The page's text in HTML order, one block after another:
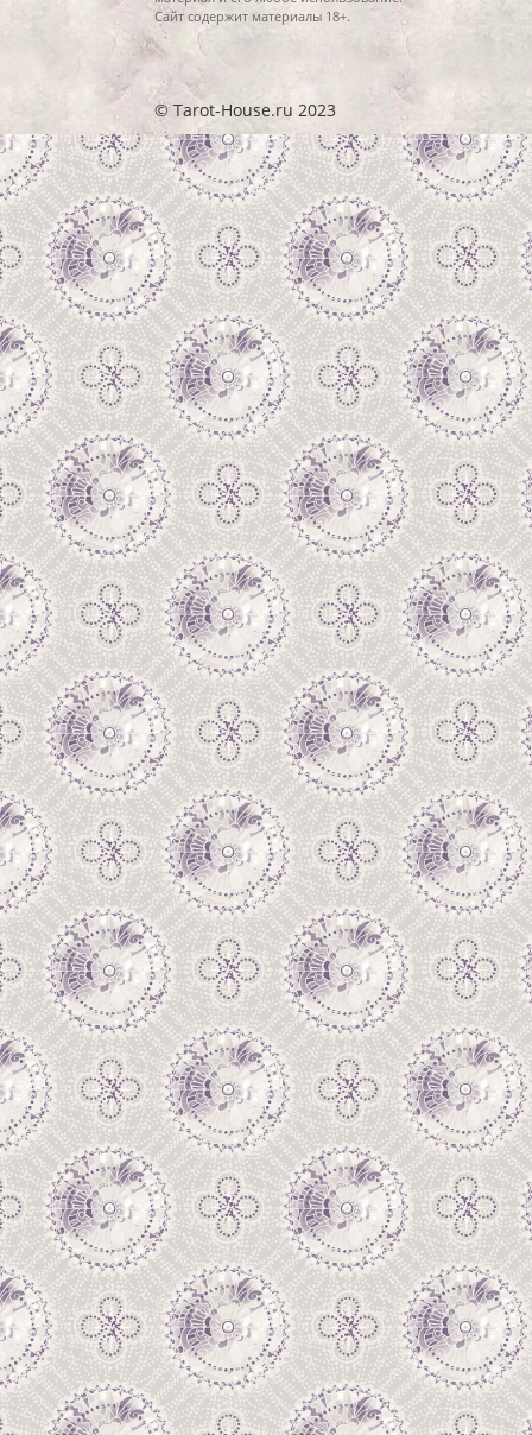
Сайт содержит материалы 18+.
© Tarot-House.ru 2023